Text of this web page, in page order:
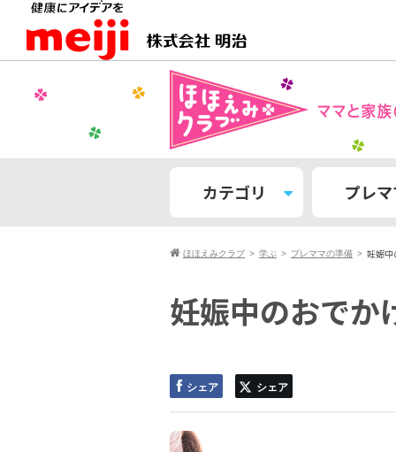
カテゴリ プレ
ほほえみクラブ 学ぶ プレママの準備 妊娠中
妊娠中のおでか
シェア シェア